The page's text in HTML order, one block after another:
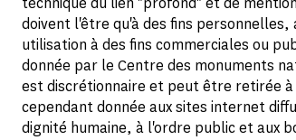
doivent l'être qu'à des fins
utilisation à des fins commerciales ou
donnée par le Centre des monuments
est discrétionnaire et peut être retirée
cependant donnée aux sites internet
dignité humaine, à l'ordre public et aux